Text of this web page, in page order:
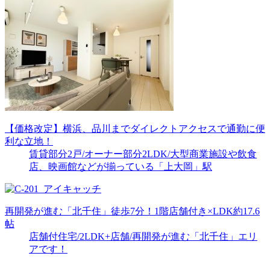
【価格改定】横浜、品川までダイレクトアクセスで通勤に便
利な立地！
賃貸部分2戸/オーナー部分2LDK/大型商業施設や飲食
店、映画館などが揃っている「上大岡」駅
再開発が進む「北千住」徒歩7分！1階店舗付き×LDK約17.6
帖
店舗付住宅/2LDK+店舗/再開発が進む「北千住」エリ
アです！